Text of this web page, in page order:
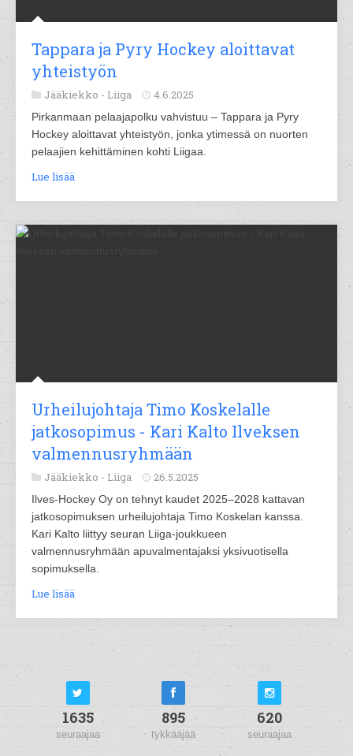
Tappara ja Pyry Hockey aloittavat
yhteistyön
Jääkiekko - Liiga 4.6.2025
Pirkanmaan pelaajapolku vahvistuu – Tappara ja Pyry
Hockey aloittavat yhteistyön, jonka ytimessä on nuorten
pelaajien kehittäminen kohti Liigaa.
Lue lisää
Urheilujohtaja Timo Koskelalle
jatkosopimus - Kari Kalto Ilveksen
valmennusryhmään
Jääkiekko - Liiga 26.5.2025
Ilves-Hockey Oy on tehnyt kaudet 2025–2028 kattavan
jatkosopimuksen urheilujohtaja Timo Koskelan kanssa.
Kari Kalto liittyy seuran Liiga-joukkueen
valmennusryhmään apuvalmentajaksi yksivuotisella
sopimuksella.
Lue lisää
1635
seuraajaa
895
tykkääjää
620
seuraajaa